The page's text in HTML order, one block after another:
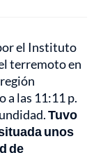
el Instituto
terremoto en
a las 11:11 p.
Tuvo
unos
de